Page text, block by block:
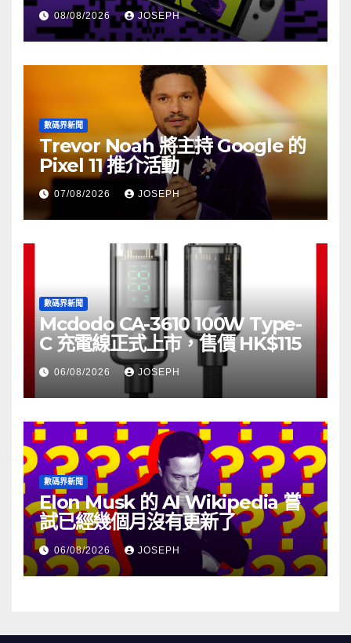
08/08/2026 JOSEPH
數碼界新聞
Trevor Noah 將主持 Google 的
Pixel 11 推介活動
07/08/2026 JOSEPH
數碼界新聞
Mcdodo CA-3610 100W Type-
C 充電線正式上市，售價 HK$115
06/08/2026 JOSEPH
數碼界新聞
Elon Musk 的 AI Wikipedia 嘗
試已經幾個月沒有更新了
06/08/2026 JOSEPH